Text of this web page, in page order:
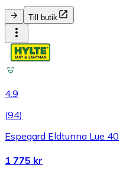
Till butik
4.9
(94)
Espegard Eldtunna Lue 40
1 775 kr